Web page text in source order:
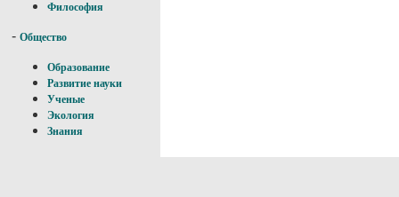
Философия
- Общество
Образование
Развитие науки
Ученые
Экология
Знания